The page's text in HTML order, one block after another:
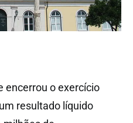
encerrou o exercício
resultado líquido